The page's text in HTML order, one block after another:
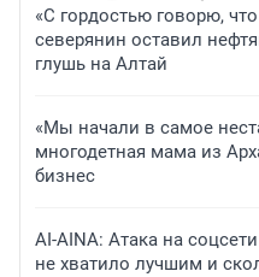
«С гордостью говорю,
северянин оставил
глушь на Алтай
«Мы начали в самое
многодетная мама из
бизнес
AI-AINA: Атака на
не хватило лучшим и